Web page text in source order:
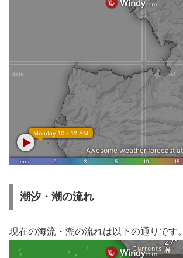
潮汐・潮の流れ
現在の海流・潮の流れは以下の通りです。